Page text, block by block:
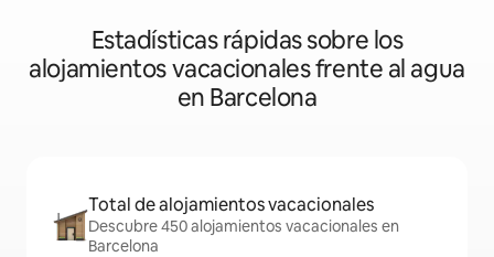
Estadísticas rápidas sobre los
alojamientos vacacionales frente al agua
en Barcelona
Total de alojamientos vacacionales
Descubre 450 alojamientos vacacionales en
Barcelona